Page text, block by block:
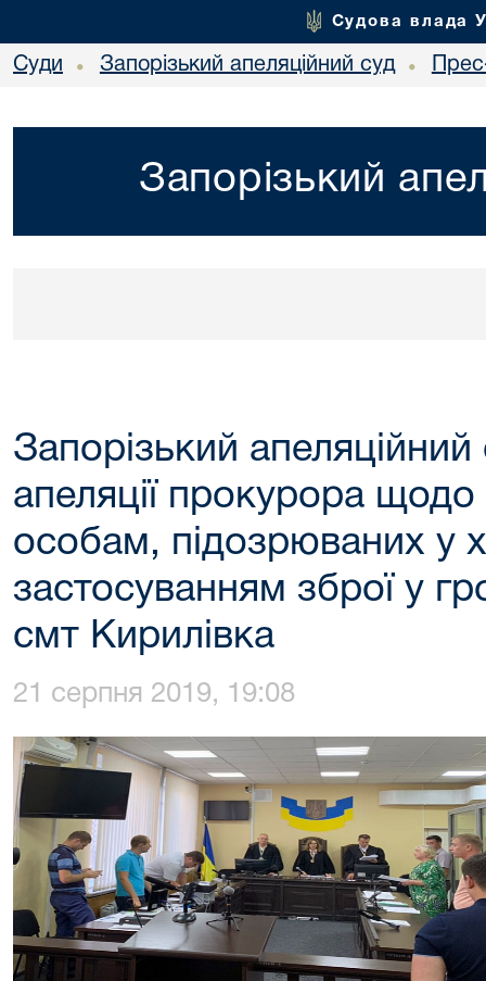
Судова влада
Суди • Запорізький апеляційний суд •
Запорізький
Запорізький
апеляції прокурора щодо
особам, підозрюваних у
застосуванням зброї у
смт Кирилівка
21 серпня 2019, 19:08